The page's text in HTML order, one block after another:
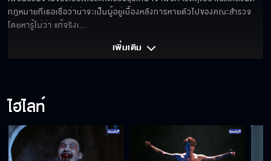
กฎหมายที่เธอเชื่อว่าน่าจะเป็นผู้อยู่เบื้องหลังการหายตัวไปของคณะสำรวจ
โดยหารู้ไม่ว่า แท้จริงเ...
เพิ่มเติม
ไฮไลท์